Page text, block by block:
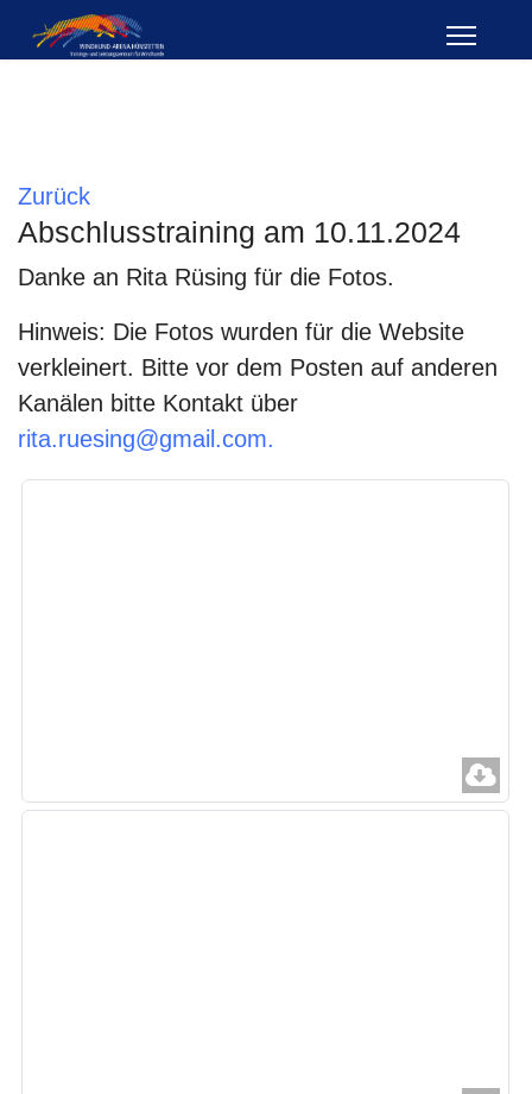
Zurück
Abschlusstraining am 10.11.2024
Danke an Rita Rüsing für die Fotos.
Hinweis: Die Fotos wurden für die Website
verkleinert. Bitte vor dem Posten auf anderen
Kanälen bitte Kontakt über
rita.ruesing@gmail.com.